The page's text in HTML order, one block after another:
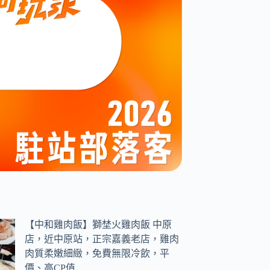
【中和雞肉飯】獅埜火雞肉飯 中原
店，近中原站，正宗嘉義老店，雞肉
肉質柔嫩細緻，免費無限冷飲，平
價、高CP值